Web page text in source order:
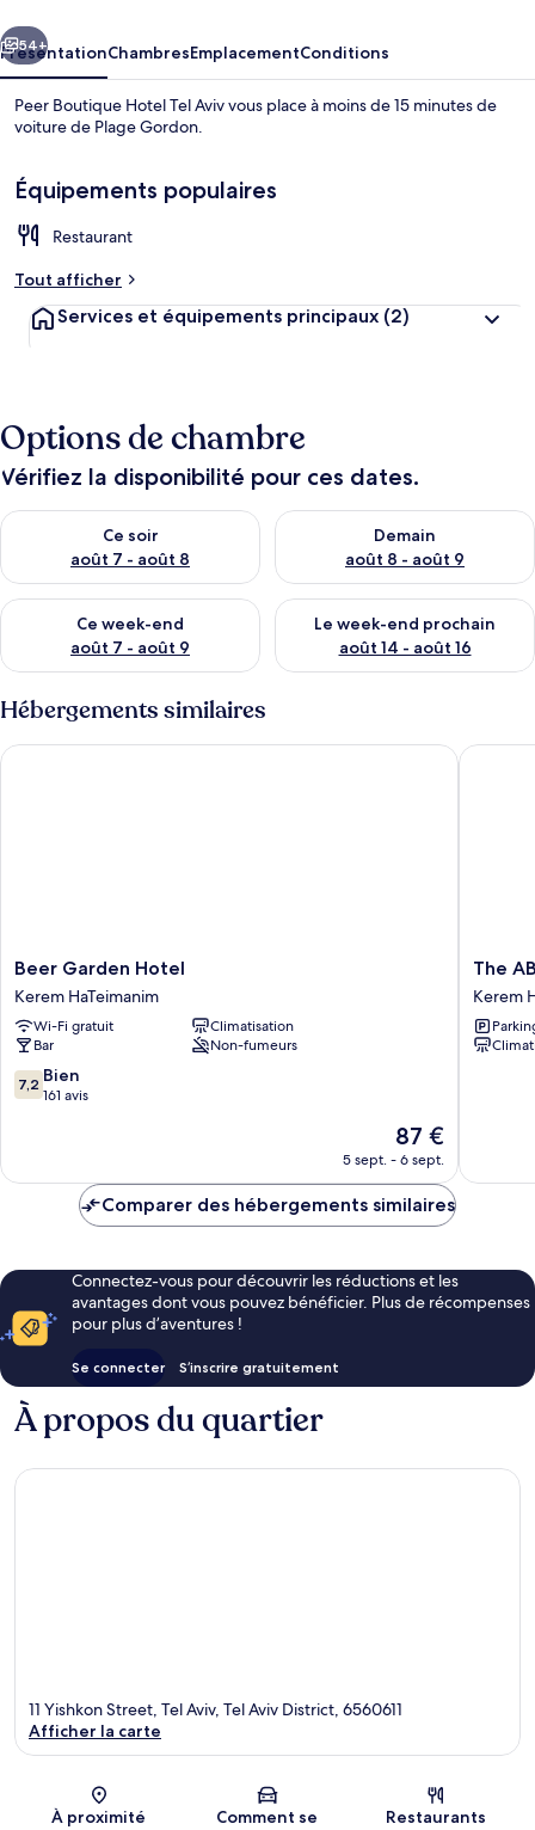
Aviv
Suivant
54+
PrésentationChambresEmplacementConditions
Peer Boutique Hotel Tel Aviv vous place à moins de 15 minutes de
voiture de Plage Gordon.
Équipements populaires
Restaurant
Tout afficher
Services et équipements principaux (2)
Options de chambre
Vérifiez la disponibilité pour ces dates.
Ce soir
août 7 - août 8
Vérifier la disponibilité pour ce soir août 7 - août 8
Demain
août 8 - août 9
Vérifier la disponibilité pour
Ce week-end
août 7 - août 9
Vérifier la disponibilité pour ce week-end août 7 - août 9
Le week-end prochain
août 14 - août 16
Vérifier la disponibilité pour
Hébergements similaires
Beer
Garden
Hotel
Kerem
HaTeimanim
Beer Garden Hotel
Kerem HaTeimanim
Wi-Fi gratuit
Climatisation
Bar
Non-fumeurs
7.2
sur
7,2 Bien
161 avis
Le
nouveau
est
de
87 €
5 sept. - 6 sept.
Beer Garden Hotel
The
ABY
Hotel
Kerem
The
Kerem
The
Comparer des hébergements similaires
Connectez-vous pour découvrir les réductions et les
avantages dont vous pouvez bénéficier. Plus de récompenses
pour plus d’aventures !
Se connecter S’inscrire gratuitement
À propos du quartier
Carte
11 Yishkon Street, Tel Aviv, Tel Aviv District, 6560611
Afficher la carte
À proximité
Comment se
Restaurants